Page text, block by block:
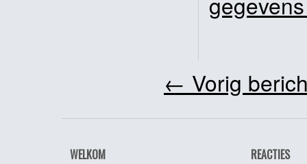
← Vorig
WELKOM REACTIES